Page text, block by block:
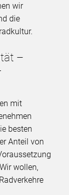
wir
die
–
mit
besten
Anteil von
wollen,